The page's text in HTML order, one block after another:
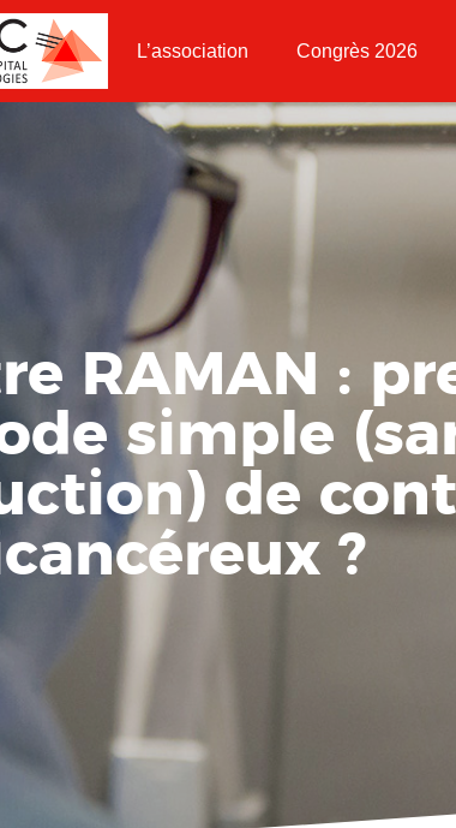
L’association Congrès 2026
RAMAN :
simple
de
?